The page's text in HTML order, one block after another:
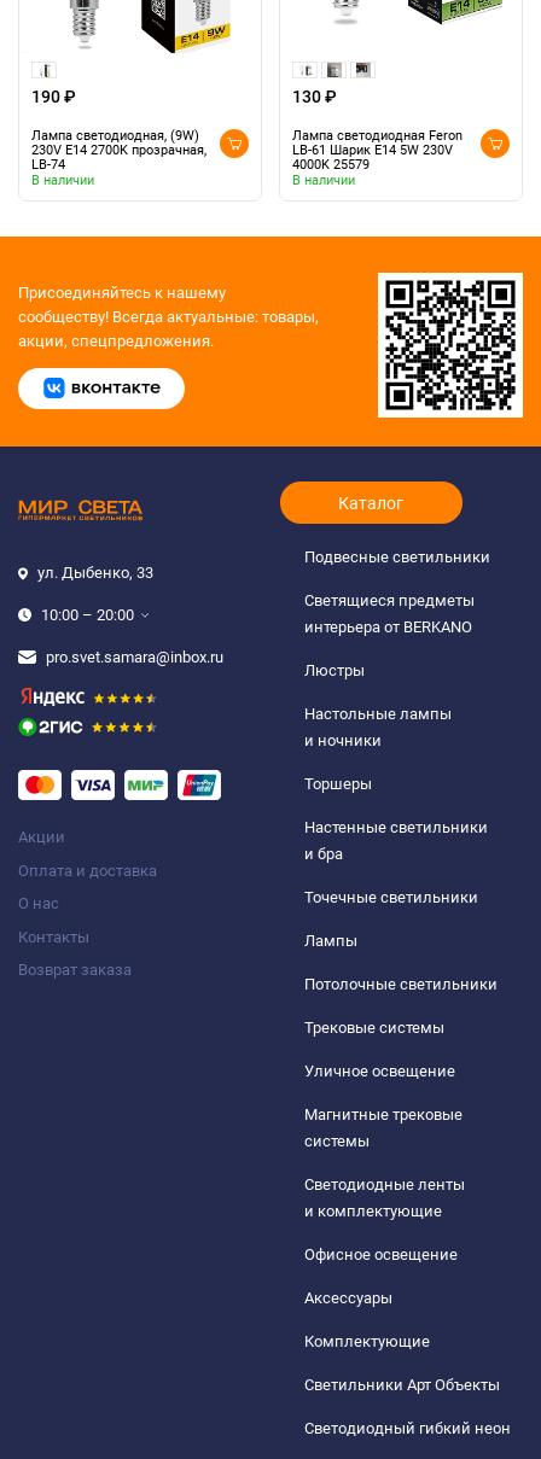
190 ₽
Лампа светодиодная, (9W)
230V E14 2700K прозрачная,
LB-74
В наличии
130 ₽
Лампа светодиодная Feron
LB-61 Шарик E14 5W 230V
4000K 25579
В наличии
Присоединяйтесь к нашему
сообществу! Всегда актуальные: товары,
акции, спецпредложения.
ул. Дыбенко, 33
10:00 – 20:00
pro.svet.samara@inbox.ru
Акции
Оплата и доставка
О нас
Контакты
Возврат заказа
Каталог
Подвесные светильники
Светящиеся предметы
интерьера от BERKANO
Люстры
Настольные лампы
и ночники
Торшеры
Настенные светильники
и бра
Точечные светильники
Лампы
Потолочные светильники
Трековые системы
Уличное освещение
Магнитные трековые
системы
Светодиодные ленты
и комплектующие
Офисное освещение
Аксессуары
Комплектующие
Светильники Арт Объекты
Светодиодный гибкий неон